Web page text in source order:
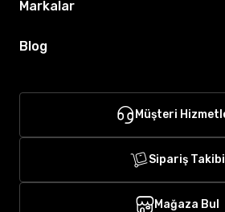
Markalar
Blog
Müşteri
Sipariş Takibi
Mağaza Bul